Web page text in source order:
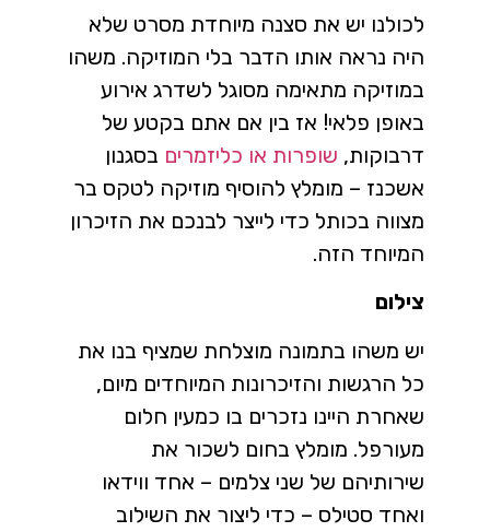
לכולנו יש את סצנה מיוחדת מסרט שלא
היה נראה אותו הדבר בלי המוזיקה. משהו
במוזיקה מתאימה מסוגל לשדרג אירוע
באופן פלאי! אז בין אם אתם בקטע של
דרבוקות, שופרות או כליזמרים בסגנון
אשכנז – מומלץ להוסיף מוזיקה לטקס בר
מצווה בכותל כדי לייצר לבנכם את הזיכרון
המיוחד הזה.
צילום
יש משהו בתמונה מוצלחת שמציף בנו את
כל הרגשות והזיכרונות המיוחדים מיום,
שאחרת היינו נזכרים בו כמעין חלום
מעורפל. מומלץ בחום לשכור את
שירותיהם של שני צלמים – אחד ווידאו
ואחד סטילס – כדי ליצור את השילוב